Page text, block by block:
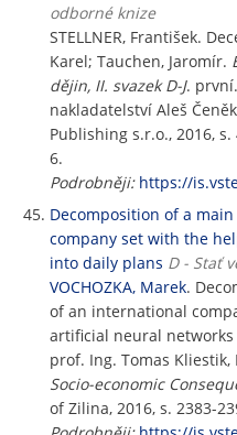
odborné knize
STELLNER, František.
Karel; Tauchen, Jaromír.
dějin, II. svazek D-J.
nakladatelství Aleš
Publishing s.r.o., 2016, s.
6.
Podrobněji: https://
Decomposition of a
company set with the
into daily plans D - Stať
VOCHOZKA, Marek.
of an international
artificial neural
prof. Ing. Tomas Kliestik,
Socio-economic
of Zilina, 2016, s. 2383-